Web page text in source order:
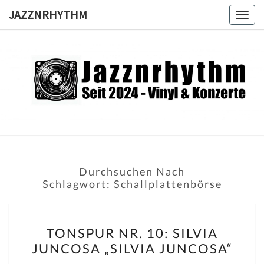
JAZZNRHYTHM
Seit
2024 –
Durchsuchen Nach
Schlagwort: Schallplattenbörse
NR.
10:
TONSPUR NR. 10: SILVIA
JUNCOSA „SILVIA JUNCOSA“